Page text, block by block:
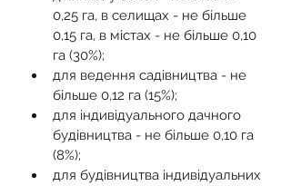
0,25 га, в селищах - не більше
0,15 га, в містах - не більше 0,10
га (30%);
для ведення садівництва - не
більше 0,12 га (15%);
для індивідуального дачного
будівництва - не більше 0,10 га
(8%);
для будівництва індивідуальних